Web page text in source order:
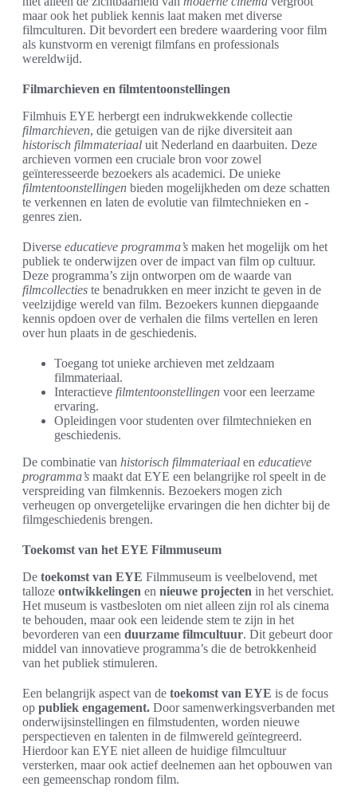
maar ook het publiek kennis laat maken met diverse
filmculturen. Dit bevordert een bredere waardering voor film
als kunstvorm en verenigt filmfans en professionals
wereldwijd.
Filmarchieven en filmtentoonstellingen
Filmhuis EYE herbergt een indrukwekkende collectie
filmarchieven, die getuigen van de rijke diversiteit aan
historisch filmmateriaal uit Nederland en daarbuiten. Deze
archieven vormen een cruciale bron voor zowel
geïnteresseerde bezoekers als academici. De unieke
filmtentoonstellingen bieden mogelijkheden om deze schatten
te verkennen en laten de evolutie van filmtechnieken en -
genres zien.
Diverse educatieve programma’s maken het mogelijk om het
publiek te onderwijzen over de impact van film op cultuur.
Deze programma’s zijn ontworpen om de waarde van
filmcollecties te benadrukken en meer inzicht te geven in de
veelzijdige wereld van film. Bezoekers kunnen diepgaande
kennis opdoen over de verhalen die films vertellen en leren
over hun plaats in de geschiedenis.
Toegang tot unieke archieven met zeldzaam
filmmateriaal.
Interactieve filmtentoonstellingen voor een leerzame
ervaring.
Opleidingen voor studenten over filmtechnieken en
geschiedenis.
De combinatie van historisch filmmateriaal en educatieve
programma’s maakt dat EYE een belangrijke rol speelt in de
verspreiding van filmkennis. Bezoekers mogen zich
verheugen op onvergetelijke ervaringen die hen dichter bij de
filmgeschiedenis brengen.
Toekomst van het EYE Filmmuseum
De toekomst van EYE Filmmuseum is veelbelovend, met
talloze ontwikkelingen en nieuwe projecten in het verschiet.
Het museum is vastbesloten om niet alleen zijn rol als cinema
te behouden, maar ook een leidende stem te zijn in het
bevorderen van een duurzame filmcultuur. Dit gebeurt door
middel van innovatieve programma’s die de betrokkenheid
van het publiek stimuleren.
Een belangrijk aspect van de toekomst van EYE is de focus
op publiek engagement. Door samenwerkingsverbanden met
onderwijsinstellingen en filmstudenten, worden nieuwe
perspectieven en talenten in de filmwereld geïntegreerd.
Hierdoor kan EYE niet alleen de huidige filmcultuur
versterken, maar ook actief deelnemen aan het opbouwen van
een gemeenschap rondom film.